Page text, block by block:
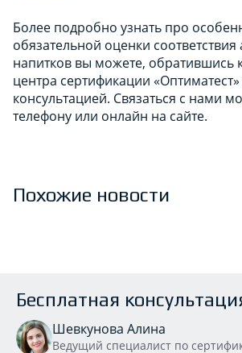
Более подробно узнать про
обязательной оценки
напитков вы можете, обратившись
центра сертификации
консультацией. Связаться с нами
телефону или онлайн на сайте.
Похожие новости
Бесплатная
Шевкунова Алина
Ведущий специалист по